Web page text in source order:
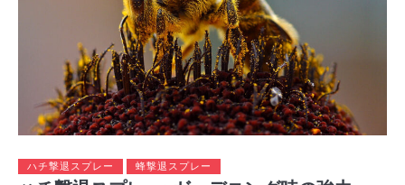
ハチ撃退スプレー 蜂撃退スプレー